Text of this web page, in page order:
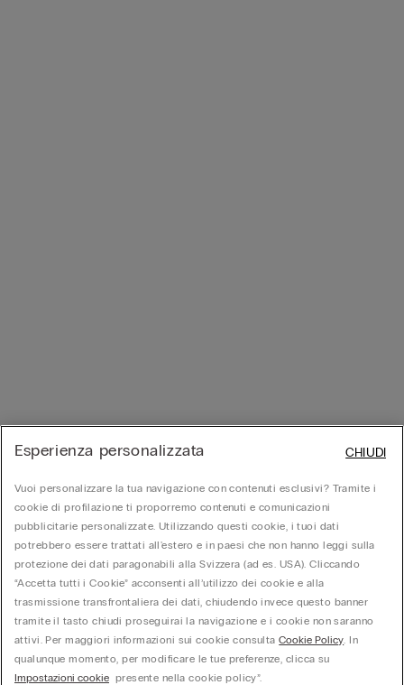
Esperienza personalizzata
Vuoi personalizzare la tua navigazione con contenuti esclusivi? Tramite i
cookie di profilazione ti proporremo contenuti e comunicazioni
pubblicitarie personalizzate. Utilizzando questi cookie, i tuoi dati
potrebbero essere trattati all'estero e in paesi che non hanno leggi sulla
protezione dei dati paragonabili alla Svizzera (ad es. USA). Cliccando
“Accetta tutti i Cookie” acconsenti all’utilizzo dei cookie e alla
trasmissione transfrontaliera dei dati, chiudendo invece questo banner
tramite il tasto chiudi proseguirai la navigazione e i cookie non saranno
attivi. Per maggiori informazioni sui cookie consultaCookie Policy. In
qualunque momento, per modificare le tue preferenze, clicca su
Impostazioni cookie presente nella cookie policy”.
CHIUDI